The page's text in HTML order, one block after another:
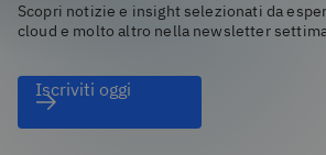
Scopri notizie e insight selezionati da
cloud e molto altro nella newsletter
Iscriviti oggi